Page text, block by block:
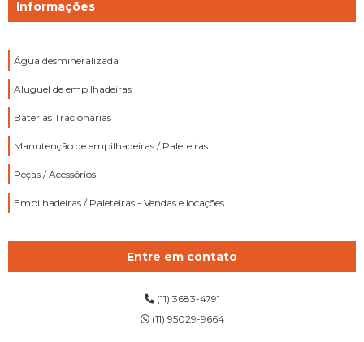
Informações
Água desmineralizada
Aluguel de empilhadeiras
Baterias Tracionárias
Manutenção de empilhadeiras / Paleteiras
Peças / Acessórios
Empilhadeiras / Paleteiras - Vendas e locações
Entre em contato
(11) 3683-4791
(11) 95029-9664